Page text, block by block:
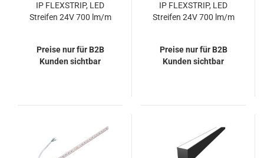
IP FLEXSTRIP, LED
Streifen 24V 700 lm/m
Preise nur für B2B
Kunden sichtbar
IP FLEXSTRIP, LED
Streifen 24V 700 lm/m
Preise nur für B2B
Kunden sichtbar